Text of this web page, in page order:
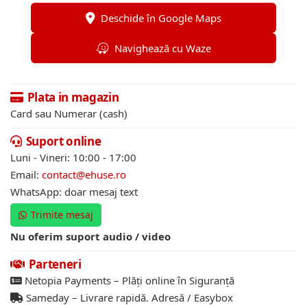
Deschide în Google Maps
Navighează cu Waze
Plata in magazin
Card sau Numerar (cash)
Suport online
Luni - Vineri: 10:00 - 17:00
Email: contact@ehuse.ro
WhatsApp: doar mesaj text
Trimite mesaj
Nu oferim suport audio / video
Parteneri
Netopia Payments – Plăți online în Siguranță
Sameday – Livrare rapidă. Adresă / Easybox